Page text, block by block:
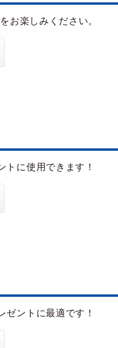
お楽しみください。
に使用できます！
ントに最適です！